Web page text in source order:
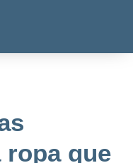
ropa que